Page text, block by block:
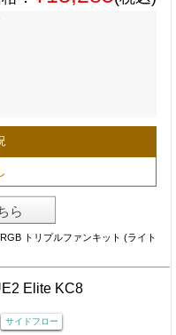
ら
トリプルファンキット (ライト
サイドフロー